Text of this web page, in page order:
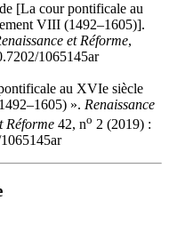
[La cour pontificale au
VIII (1492–1605)].
et Réforme,
1065145ar
au XVIe siècle
». Renaissance
Réforme 42, no 2 (2019) :